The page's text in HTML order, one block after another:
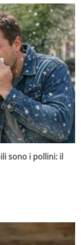
sono i pollini: il